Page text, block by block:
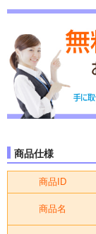
商品仕様
商品ID
商品名